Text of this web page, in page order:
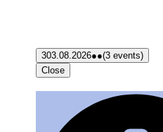
303.08.2026●●(3 events)
Close